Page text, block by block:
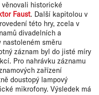
věnovali historické
Faust. Další kapitolou v
této hry, zcela v
divadelních a
směru
záznam byl do jisté míry
Pro nahrávku záznamu
zařízení
doustopý lampový
mikrofony. Výsledek má